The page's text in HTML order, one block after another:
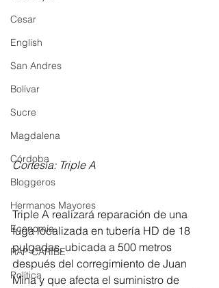
Cesar
English
San Andres
Bolívar
Sucre
Magdalena
Córdoba
Bloggeros
Hermanos Mayores
Economía
RAP CARIBE
Política
Cortesía: Triple A
Triple A realizará reparación de una
fuga localizada en tubería HD de 18
pulgadas, ubicada a 500 metros
después del corregimiento de Juan
Mina y que afecta el suministro de